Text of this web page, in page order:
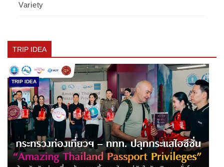
Variety
TRIP IDEA
TRIP IDEA